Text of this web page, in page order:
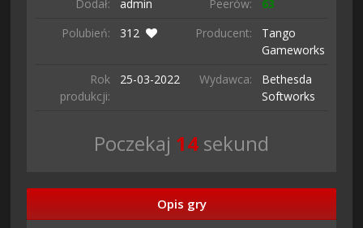
Dodał:
admin Peerów:
63
Polubień:
312 Producent:
Tango
Gameworks
Rok
produkcji:
25-03-2022 Wydawca:
Bethesda
Softworks
Poczekaj 13 sekund
Opis gry